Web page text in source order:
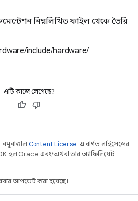
নিম্নলিখিত ফাইল থেকে তৈরি
include/hardware/
এটি কাজে লেগেছে?
নমুনাগুলিContent License-এ বর্ণিত লাইসেন্সের
হল Oracle এবং/অথবা তার অ্যাফিলিয়েট
আপডেট করা হয়েছে।